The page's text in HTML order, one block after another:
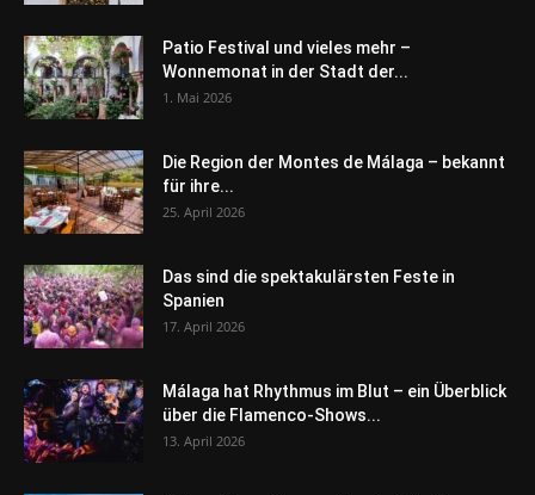
Patio Festival und vieles mehr –
Wonnemonat in der Stadt der...
1. Mai 2026
Die Region der Montes de Málaga – bekannt
für ihre...
25. April 2026
Das sind die spektakulärsten Feste in
Spanien
17. April 2026
Málaga hat Rhythmus im Blut – ein Überblick
über die Flamenco-Shows...
13. April 2026